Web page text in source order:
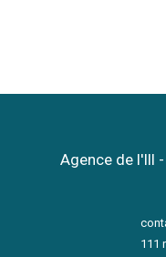
Agence de
111